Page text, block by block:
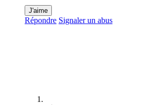
J'aime
Répondre Signaler un abus